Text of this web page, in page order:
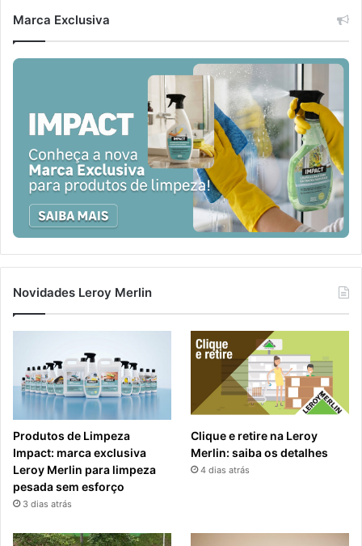
Marca Exclusiva
Novidades Leroy Merlin
Produtos de Limpeza
Impact: marca exclusiva
Leroy Merlin para limpeza
pesada sem esforço
3 dias atrás
Clique e retire na Leroy
Merlin: saiba os detalhes
4 dias atrás